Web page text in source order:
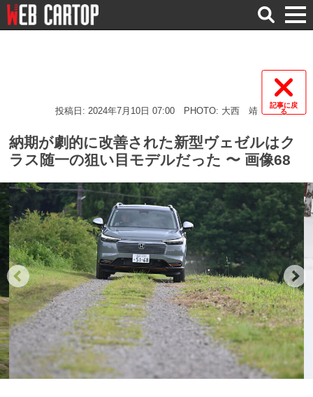
検
索
記事に戻
る
投稿日: 2024年7月10日 07:00 PHOTO: 大西 靖
納期が劇的に改善された新型ヴェゼルはク
ラス随一の狙い目モデルだった 〜 画像68